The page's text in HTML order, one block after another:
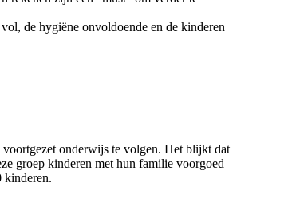
de hygiëne onvoldoende en de kinderen
onderwijs te volgen. Het blijkt dat
groep kinderen met hun familie voorgoed
kinderen.